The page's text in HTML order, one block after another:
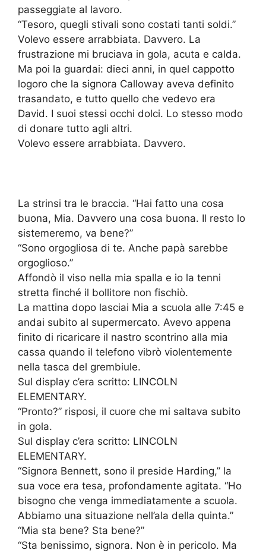
passeggiate al lavoro.
“Tesoro, quegli stivali sono costati tanti soldi.”
Volevo essere arrabbiata. Davvero. La
frustrazione mi bruciava in gola, acuta e calda.
Ma poi la guardai: dieci anni, in quel cappotto
logoro che la signora Calloway aveva definito
trasandato, e tutto quello che vedevo era
David. I suoi stessi occhi dolci. Lo stesso modo
di donare tutto agli altri.
Volevo essere arrabbiata. Davvero.
La strinsi tra le braccia. “Hai fatto una cosa
buona, Mia. Davvero una cosa buona. Il resto lo
sistemeremo, va bene?”
“Sono orgogliosa di te. Anche papà sarebbe
orgoglioso.”
Affondò il viso nella mia spalla e io la tenni
stretta finché il bollitore non fischiò.
La mattina dopo lasciai Mia a scuola alle 7:45 e
andai subito al supermercato. Avevo appena
finito di ricaricare il nastro scontrino alla mia
cassa quando il telefono vibrò violentemente
nella tasca del grembiule.
Sul display c’era scritto: LINCOLN
ELEMENTARY.
“Pronto?” risposi, il cuore che mi saltava subito
in gola.
Sul display c’era scritto: LINCOLN
ELEMENTARY.
“Signora Bennett, sono il preside Harding,” la
sua voce era tesa, profondamente agitata. “Ho
bisogno che venga immediatamente a scuola.
Abbiamo una situazione nell’ala della quinta.”
“Mia sta bene? Sta bene?”
“Sta benissimo, signora. Non è in pericolo. Ma